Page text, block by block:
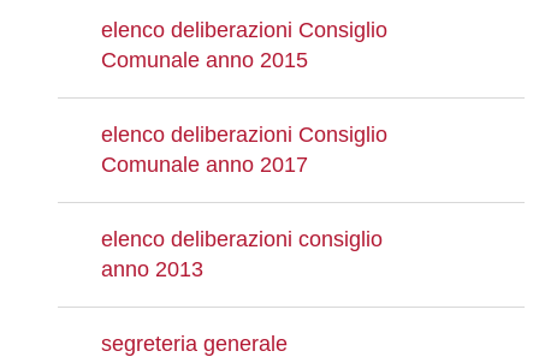
elenco deliberazioni Consiglio
Comunale anno 2015
elenco deliberazioni Consiglio
Comunale anno 2017
elenco deliberazioni consiglio
anno 2013
segreteria generale